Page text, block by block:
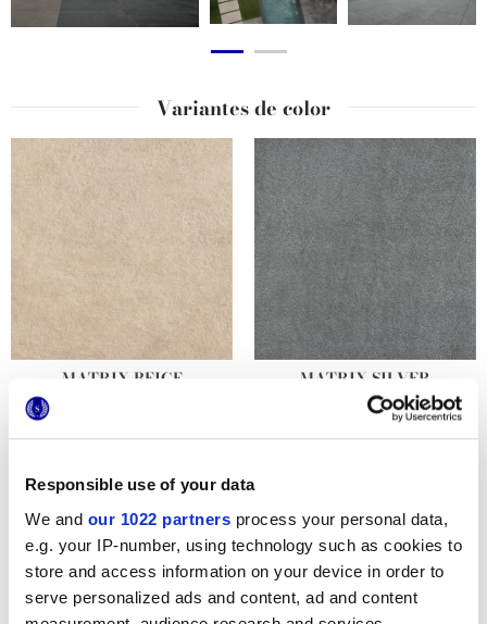
Responsible use of your data
We and our 1022 partners process your personal data,
e.g. your IP-number, using technology such as cookies to
store and access information on your device in order to
serve personalized ads and content, ad and content
Variantes de color
MATRIX BEIGE MATRIX SILVER